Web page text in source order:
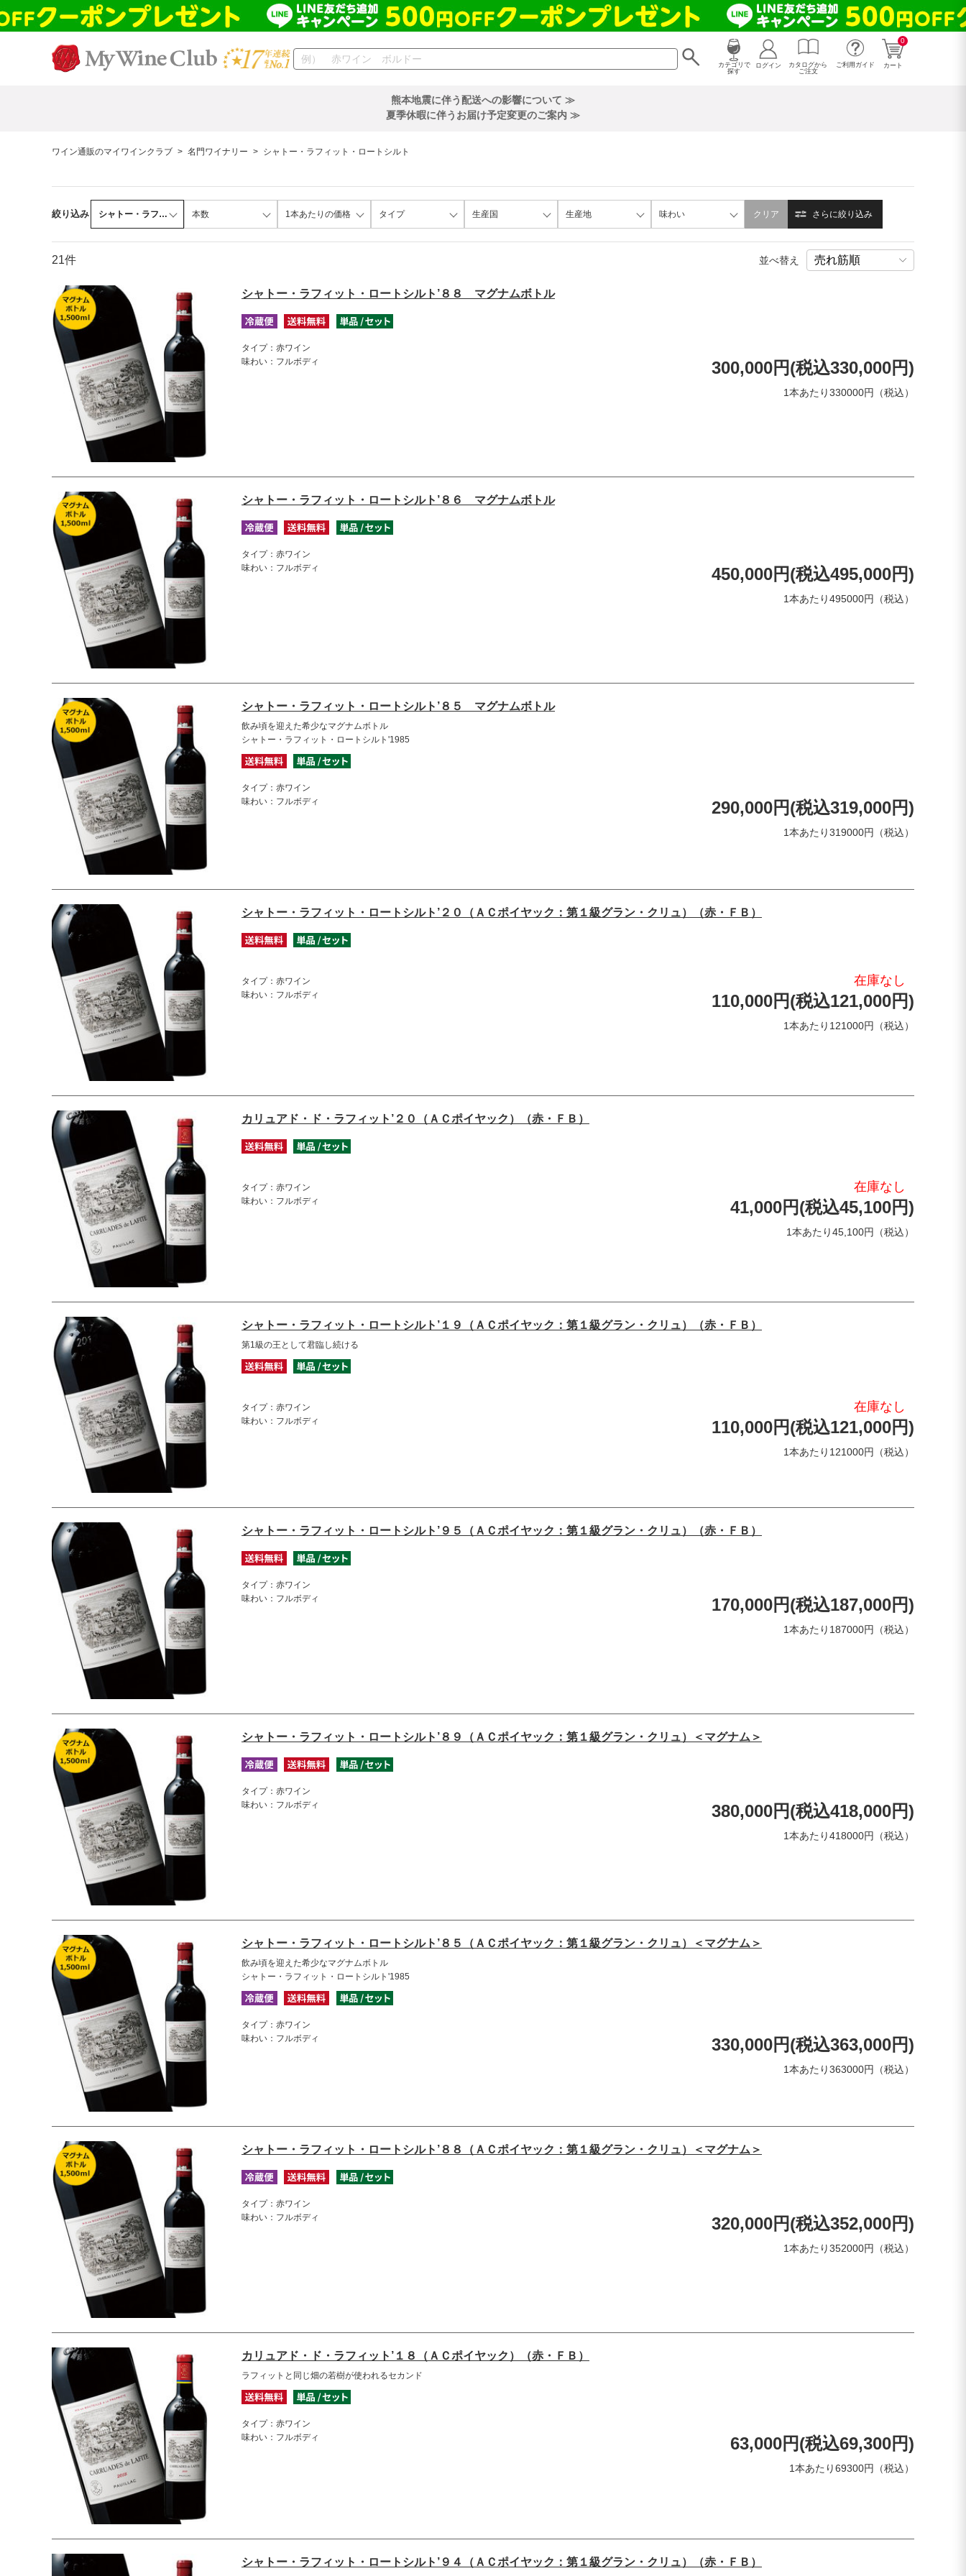
カテゴリで
探す
0
カート
ログイン
カタログから
ご注文
ご利用ガイド
熊本地震に伴う配送への影響について ≫
夏季休暇に伴うお届け予定変更のご案内 ≫
ワイン通販のマイワインクラブ > 名門ワイナリー > シャトー・ラフィット・ロートシルト
絞り込み シャトー・ラフィ… 本数 1本あたりの価格 タイプ 生産国 生産地 味わい クリア さらに絞り込み
21件 並べ替え
シャトー・ラフィット・ロートシルト’８８ マグナムボトル
タイプ：赤ワイン
味わい：フルボディ
300,000円(税込330,000円)
1本あたり330000円（税込）
シャトー・ラフィット・ロートシルト’８６ マグナムボトル
タイプ：赤ワイン
味わい：フルボディ
450,000円(税込495,000円)
1本あたり495000円（税込）
シャトー・ラフィット・ロートシルト’８５ マグナムボトル
飲み頃を迎えた希少なマグナムボトル
シャトー・ラフィット・ロートシルト'1985
タイプ：赤ワイン
味わい：フルボディ
290,000円(税込319,000円)
1本あたり319000円（税込）
シャトー・ラフィット・ロートシルト’２０（ＡＣポイヤック：第１級グラン・クリュ）（赤・ＦＢ）
タイプ：赤ワイン
味わい：フルボディ
在庫なし
110,000円(税込121,000円)
1本あたり121000円（税込）
カリュアド・ド・ラフィット’２０（ＡＣポイヤック）（赤・ＦＢ）
タイプ：赤ワイン
味わい：フルボディ
在庫なし
41,000円(税込45,100円)
1本あたり45,100円（税込）
シャトー・ラフィット・ロートシルト’１９（ＡＣポイヤック：第１級グラン・クリュ）（赤・ＦＢ）
第1級の王として君臨し続ける
タイプ：赤ワイン
味わい：フルボディ
在庫なし
110,000円(税込121,000円)
1本あたり121000円（税込）
シャトー・ラフィット・ロートシルト’９５（ＡＣポイヤック：第１級グラン・クリュ）（赤・ＦＢ）
タイプ：赤ワイン
味わい：フルボディ
170,000円(税込187,000円)
1本あたり187000円（税込）
シャトー・ラフィット・ロートシルト’８９（ＡＣポイヤック：第１級グラン・クリュ）＜マグナム＞
タイプ：赤ワイン
味わい：フルボディ
380,000円(税込418,000円)
1本あたり418000円（税込）
シャトー・ラフィット・ロートシルト’８５（ＡＣポイヤック：第１級グラン・クリュ）＜マグナム＞
飲み頃を迎えた希少なマグナムボトル
シャトー・ラフィット・ロートシルト'1985
タイプ：赤ワイン
味わい：フルボディ
330,000円(税込363,000円)
1本あたり363000円（税込）
シャトー・ラフィット・ロートシルト’８８（ＡＣポイヤック：第１級グラン・クリュ）＜マグナム＞
タイプ：赤ワイン
味わい：フルボディ
320,000円(税込352,000円)
1本あたり352000円（税込）
カリュアド・ド・ラフィット’１８（ＡＣポイヤック）（赤・ＦＢ）
ラフィットと同じ畑の若樹が使われるセカンド
タイプ：赤ワイン
味わい：フルボディ
63,000円(税込69,300円)
1本あたり69300円（税込）
シャトー・ラフィット・ロートシルト’９４（ＡＣポイヤック：第１級グラン・クリュ）（赤・ＦＢ）